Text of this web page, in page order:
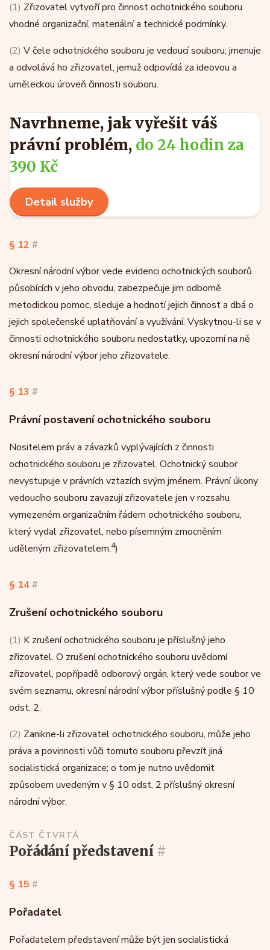
(1) Zřizovatel vytvoří pro činnost ochotnického souboru
vhodné organizační, materiální a technické podmínky.
(2) V čele ochotnického souboru je vedoucí souboru; jmenuje
a odvolává ho zřizovatel, jemuž odpovídá za ideovou a
uměleckou úroveň činnosti souboru.
Navrhneme, jak vyřešit váš
právní problém, do 24 hodin za
390 Kč
Detail služby
§ 12 #
Okresní národní výbor vede evidenci ochotnických souborů
působících v jeho obvodu, zabezpečuje jim odborně
metodickou pomoc, sleduje a hodnotí jejich činnost a dbá o
jejich společenské uplatňování a využívání. Vyskytnou-li se v
činnosti ochotnického souboru nedostatky, upozorní na ně
okresní národní výbor jeho zřizovatele.
§ 13 #
Právní postavení ochotnického souboru
Nositelem práv a závazků vyplývajících z činnosti
ochotnického souboru je zřizovatel. Ochotnický soubor
nevystupuje v právních vztazích svým jménem. Právní úkony
vedoucího souboru zavazují zřizovatele jen v rozsahu
vymezeném organizačním řádem ochotnického souboru,
který vydal zřizovatel, nebo písemným zmocněním
uděleným zřizovatelem.4)
§ 14 #
Zrušení ochotnického souboru
(1) K zrušení ochotnického souboru je příslušný jeho
zřizovatel. O zrušení ochotnického souboru uvědomí
zřizovatel, popřípadě odborový orgán, který vede soubor ve
svém seznamu, okresní národní výbor příslušný podle § 10
odst. 2.
(2) Zanikne-li zřizovatel ochotnického souboru, může jeho
práva a povinnosti vůči tomuto souboru převzít jiná
socialistická organizace; o tom je nutno uvědomit
způsobem uvedeným v § 10 odst. 2 příslušný okresní
národní výbor.
ČÁST ČTVRTÁ
pořádání představení #
§ 15 #
Pořadatel
Pořadatelem představení může být jen socialistická